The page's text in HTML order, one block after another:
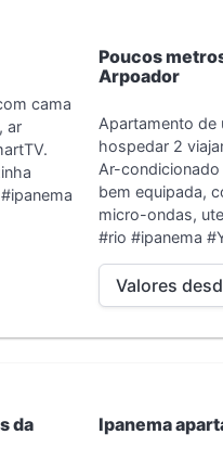
cama
ar
Poucos
Arpoador
Apartamento de
hospedar 2
Ar-
bem equipada,
micro-ondas,
#rio #ipanema
Valores
da
Ipanema